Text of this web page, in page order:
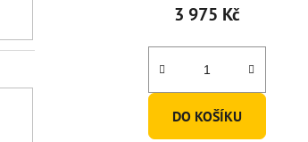
3 975 Kč
DO KOŠÍKU